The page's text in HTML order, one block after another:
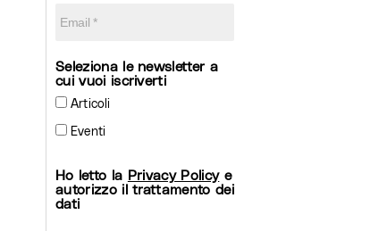
Seleziona le newsletter a
cui vuoi iscriverti
Articoli
Eventi
Ho letto la Privacy Policye
autorizzo il trattamento dei
dati